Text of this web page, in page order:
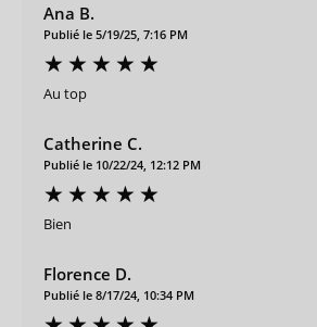
Ana B.
Publié le 5/19/25, 7:16 PM
Au top
Catherine C.
Publié le 10/22/24, 12:12 PM
Bien
Florence D.
Publié le 8/17/24, 10:34 PM